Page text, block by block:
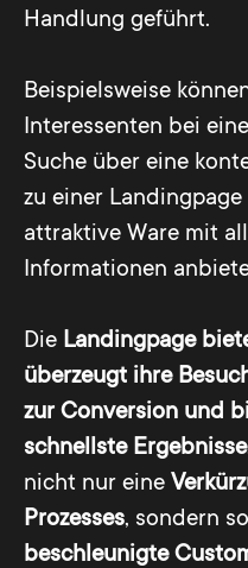
Handlung geführt.
Beispielsweise
Interessenten bei
Suche über eine
zu einer
attraktive Ware mit
Informationen
Die Landingpage
überzeugt ihre
zur Conversion und
schnellste Ergebnisse
nicht nur eine
Prozesses, sondern
beschleunigte